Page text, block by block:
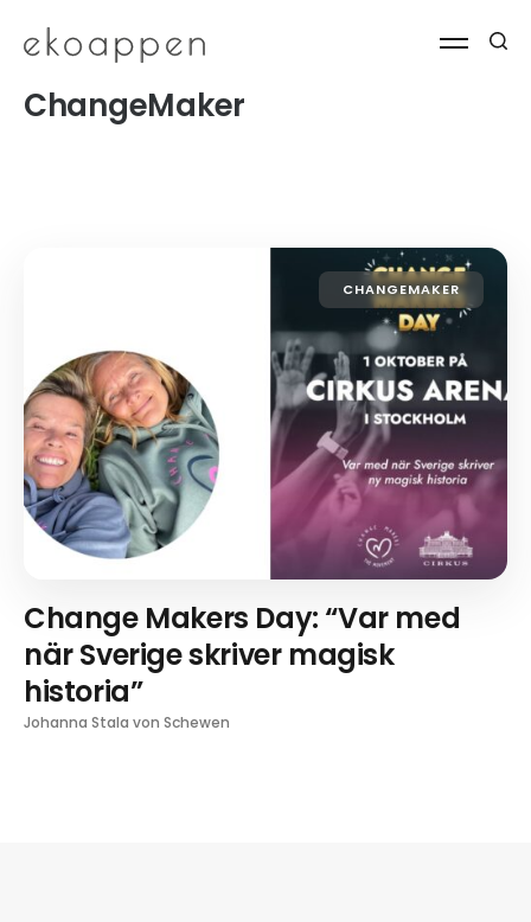
ChangeMaker
CHANGEMAKER
Change Makers Day: “Var med
när Sverige skriver magisk
historia”
Johanna Stala von Schewen